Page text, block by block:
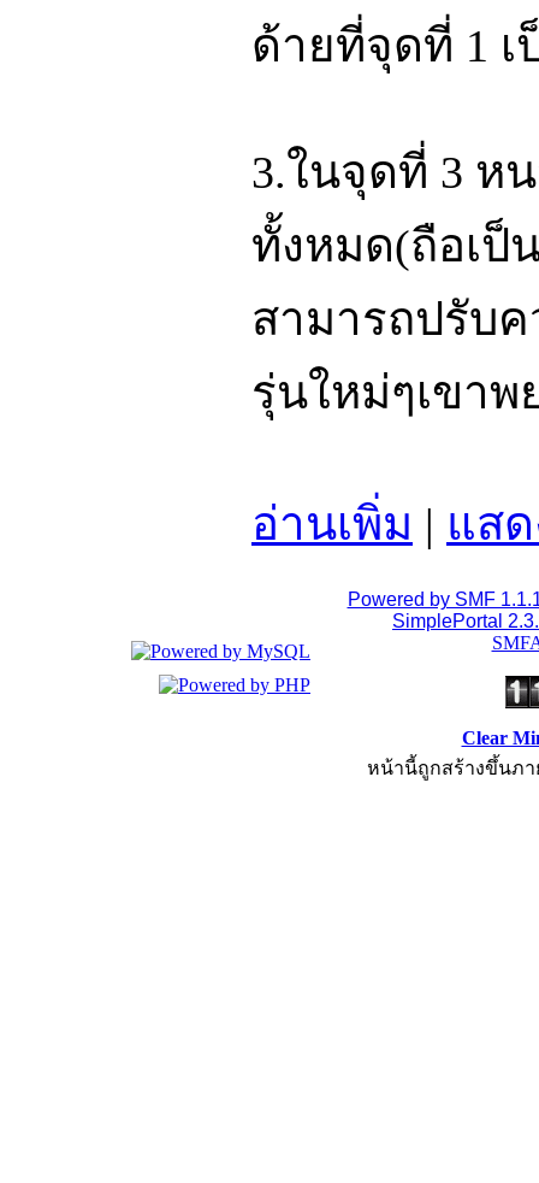
ด้ายที่จุดที่ 1 เ
3.ในจุดที่ 3 ห
ทั้งหมด(ถือเป็
สามารถปรับ
รุ่นใหม่ๆเขาพ
อ่านเพิ่ม | แส
Powered by SMF
SimplePortal
Clear
หน้านี้ถูกสร้างขึ้นภา